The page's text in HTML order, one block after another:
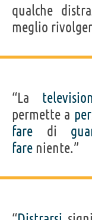
qualche
meglio
“La
permette a
fare di
fare niente.”